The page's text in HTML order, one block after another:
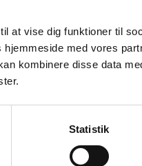
at vise dig funktioner til
med vores
kombinere disse data
Statistik